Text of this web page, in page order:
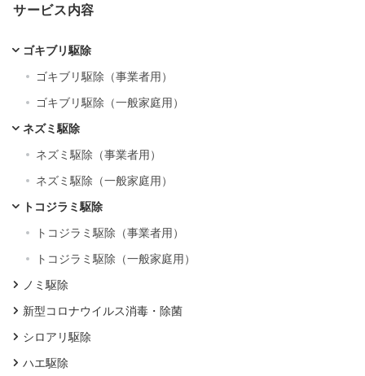
サービス内容
ゴキブリ駆除
ゴキブリ駆除（事業者用）
ゴキブリ駆除（一般家庭用）
ネズミ駆除
ネズミ駆除（事業者用）
ネズミ駆除（一般家庭用）
トコジラミ駆除
トコジラミ駆除（事業者用）
トコジラミ駆除（一般家庭用）
ノミ駆除
新型コロナウイルス消毒・除菌
シロアリ駆除
ハエ駆除